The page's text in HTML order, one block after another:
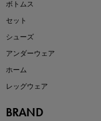
近日販売のアイテムを先見せ
ボトムス
セット
シューズ
アンダーウェア
ホーム
レッグウェア
BRAND